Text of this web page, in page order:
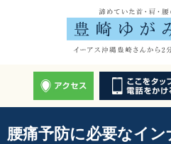
腰痛予防に必要なイ